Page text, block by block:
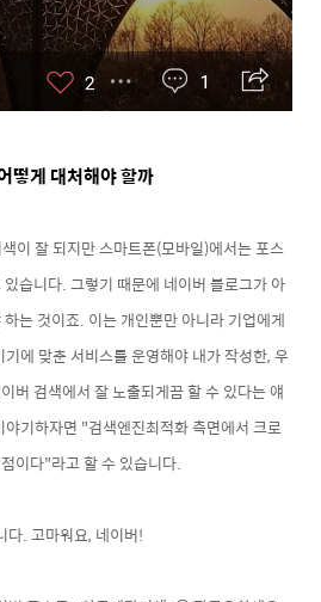
떻게 대처해야 할까
이 잘 되지만 스마트폰(모바일)에서는 포스
습니다. 그렇기 때문에 네이버 블로그가 아
는 것이죠. 이는 개인뿐만 아니라 기업에게
에 맞춘 서비스를 운영해야 내가 작성한, 우
버 검색에서 잘 노출되게끔 할 수 있다는 얘
기하자면 "검색엔진최적화 측면에서 크로
이다"라고할 수 있습니다.
다. 고마워요, 네이버!